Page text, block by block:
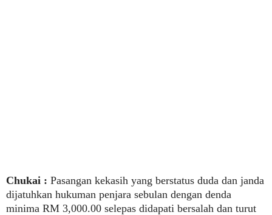
Chukai : Pasangan kekasih yang berstatus duda dan janda
dijatuhkan hukuman penjara sebulan dengan denda
minima RM 3,000.00 selepas didapati bersalah dan turut